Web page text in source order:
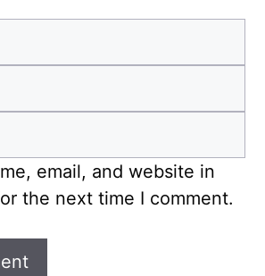
email, and website in
the next time I comment.